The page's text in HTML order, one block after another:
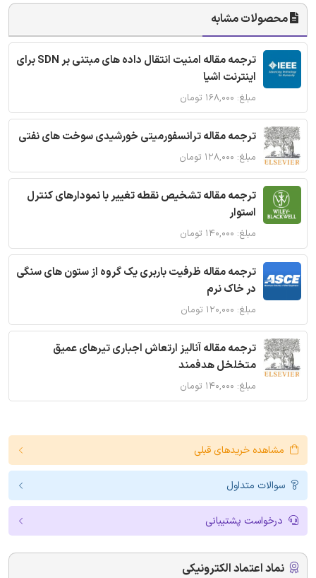
محصولات مشابه
ترجمه مقاله امنیت انتقال داده های مبتنی بر SDN برای
اینترنت اشیا
مبلغ: ۱۶۸,۰۰۰ تومان
ترجمه مقاله ترانسفورمیتی خورشیدی سوخت های نفتی
مبلغ: ۱۲۸,۰۰۰ تومان
ترجمه مقاله تشخیص نقطه تغییر با نمودارهای کنترل
استوار
مبلغ: ۱۴۰,۰۰۰ تومان
ترجمه مقاله ظرفیت باربری یک گروه از ستون های سنگی
در خاک نرم
مبلغ: ۱۲۰,۰۰۰ تومان
ترجمه مقاله آنالیز ارتعاش اجباری تیرهای عمیق
متخلخل هدفمند
مبلغ: ۱۴۰,۰۰۰ تومان
مشاهده خریدهای قبلی
سوالات متداول
درخواست پشتیبانی
نماد اعتماد الکترونیکی